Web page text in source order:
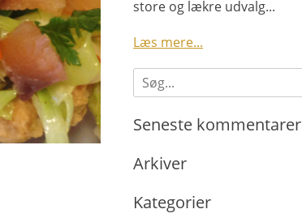
store og lækre udvalg...
Læs mere...
Søg
efter:
Seneste kommentarer
Arkiver
Kategorier